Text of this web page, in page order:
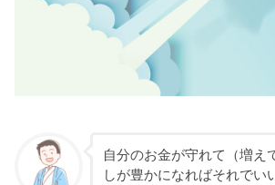
自分のお金が守れて（増え
しが豊かになればそれでい